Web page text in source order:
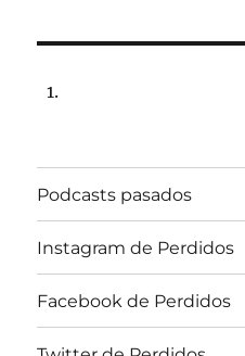
Podcasts pasados
Instagram de Perdidos
Facebook de Perdidos